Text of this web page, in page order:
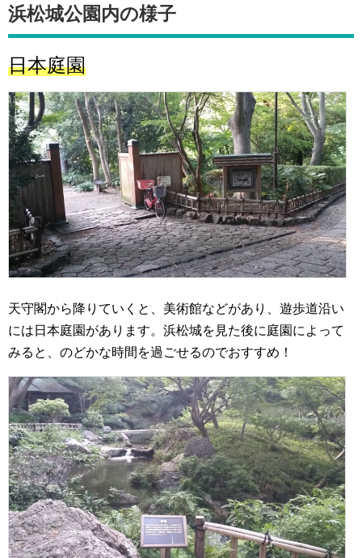
浜松城公園内の様子
日本庭園
天守閣から降りていくと、美術館などがあり、遊歩道沿い
には日本庭園があります。浜松城を見た後に庭園によって
みると、のどかな時間を過ごせるのでおすすめ！